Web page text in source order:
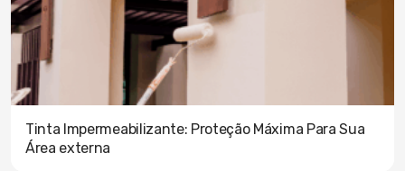
Tinta Impermeabilizante: Proteção Máxima Para Sua
Área externa